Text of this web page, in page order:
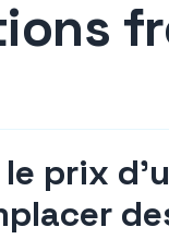
le prix